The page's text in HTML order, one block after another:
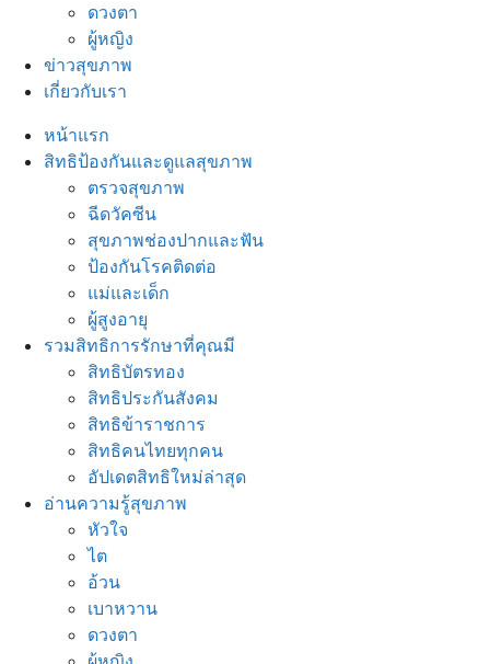
ดวงตา
ผู้หญิง
ข่าวสุขภาพ
เกี่ยวกับเรา
หน้าแรก
สิทธิป้องกันและดูแลสุขภาพ
ตรวจสุขภาพ
ฉีดวัคซีน
สุขภาพช่องปากและฟัน
ป้องกันโรคติดต่อ
แม่และเด็ก
ผู้สูงอายุ
รวมสิทธิการรักษาที่คุณมี
สิทธิบัตรทอง
สิทธิประกันสังคม
สิทธิข้าราชการ
สิทธิคนไทยทุกคน
อัปเดตสิทธิใหม่ล่าสุด
อ่านความรู้สุขภาพ
หัวใจ
ไต
อ้วน
เบาหวาน
ดวงตา